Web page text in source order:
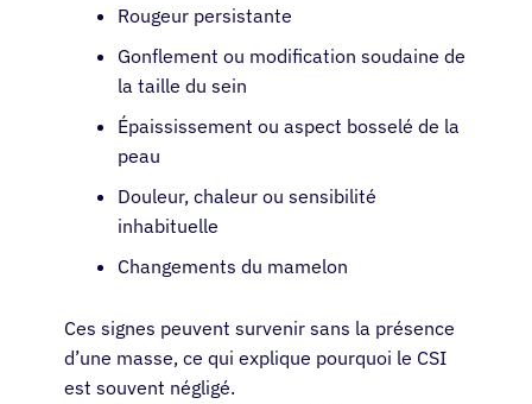
Rougeur persistante
Gonflement ou modification soudaine de
la taille du sein
Épaississement ou aspect bosselé de la
peau
Douleur, chaleur ou sensibilité
inhabituelle
Changements du mamelon
Ces signes peuvent survenir sans la présence
d’une masse, ce qui explique pourquoi le CSI
est souvent négligé.